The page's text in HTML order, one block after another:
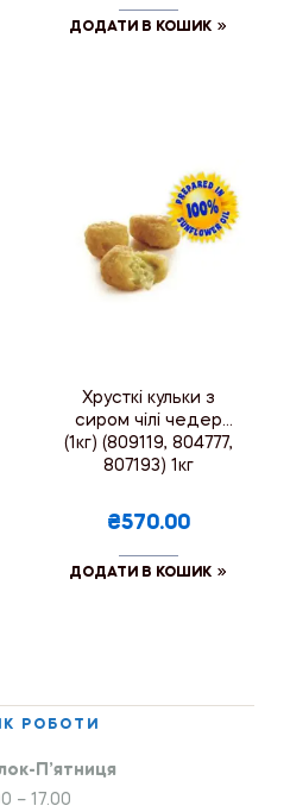
ДОДАТИ В КОШИК
Хрусткі кульки з
сиром чілі чедер
(1кг) (809119, 804777,
807193) 1кг
₴570.00
ДОДАТИ В КОШИК
РОБОТИ
П’ятниця
– 17.00